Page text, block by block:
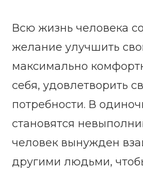
Всю жизнь человека
желание улучшить
максимально
себя, удовлетворить
потребности. В
становятся
человек вынужден
другими людьми,